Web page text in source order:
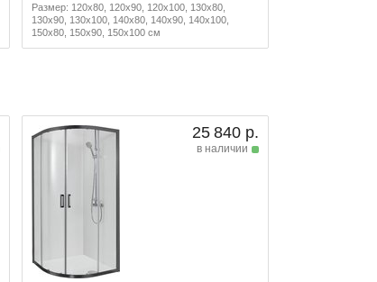
Размер: 120x80, 120x90, 120x100, 130x80,
130x90, 130x100, 140x80, 140x90, 140x100,
150x80, 150x90, 150x100 см
25 840 р.
в наличии